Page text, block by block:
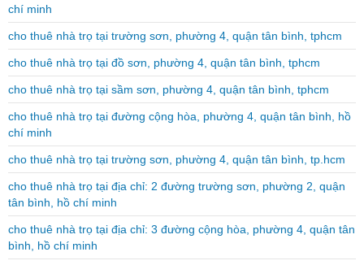
chí minh
cho thuê nhà trọ tại trường sơn, phường 4, quận tân bình, tphcm
cho thuê nhà trọ tại đồ sơn, phường 4, quận tân bình, tphcm
cho thuê nhà trọ tại sầm sơn, phường 4, quận tân bình, tphcm
cho thuê nhà trọ tại đường cộng hòa, phường 4, quận tân bình, hồ
chí minh
cho thuê nhà trọ tại trường sơn, phường 4, quận tân bình, tp.hcm
cho thuê nhà trọ tại địa chỉ: 2 đường trường sơn, phường 2, quận
tân bình, hồ chí minh
cho thuê nhà trọ tại địa chỉ: 3 đường cộng hòa, phường 4, quận tân
bình, hồ chí minh